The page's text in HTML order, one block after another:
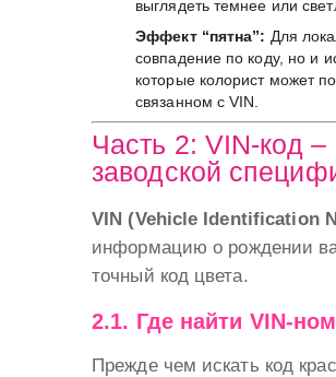
выглядеть темнее или
Эффект “пятна”: Для
совпадение по коду, но и
которые колорист может
связанном с VIN.
Часть 2: VIN-код
заводской
VIN (Vehicle Identification
информацию о рождении
точный код цвета.
2.1. Где найти VIN-
Прежде чем искать код